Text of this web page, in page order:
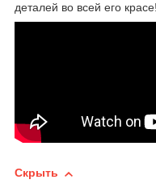
деталей во всей его
Скрыть